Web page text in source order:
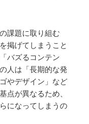
課題に取り組む
掲げてしまうこと
バズるコンテン
人は「長期的な発
やデザイン」など
点が異なるため、
になってしまうの